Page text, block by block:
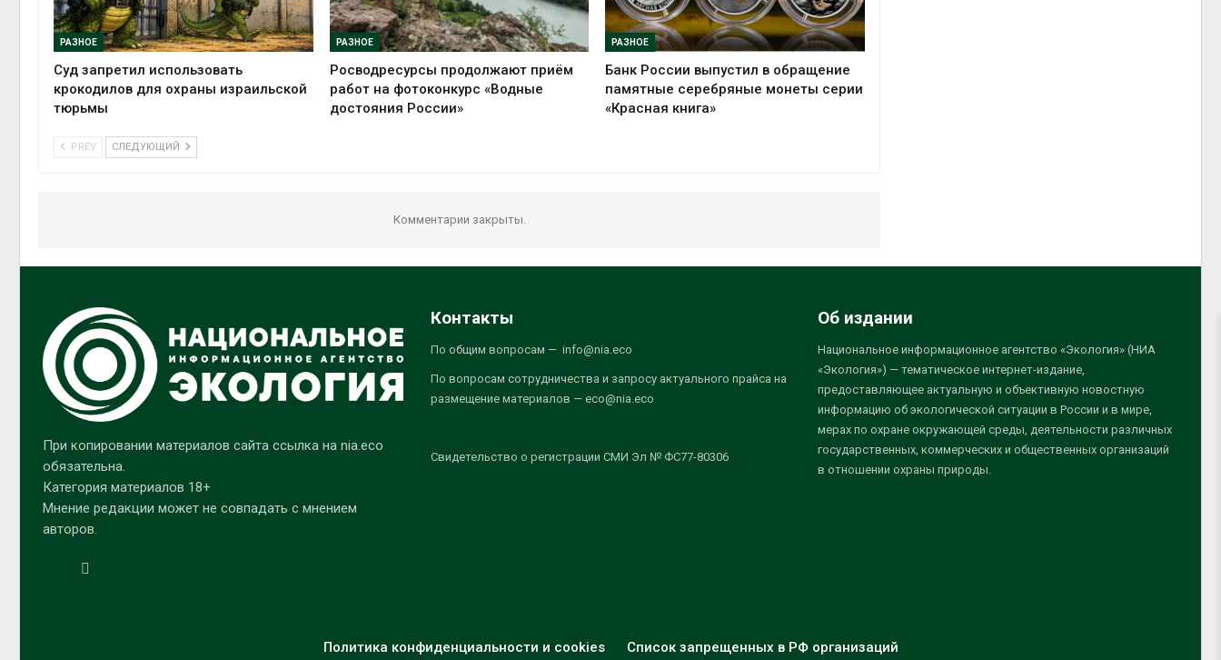
РАЗНОЕ
Суд запретил использовать
крокодилов для охраны израильской
тюрьмы
РАЗНОЕ
Росводресурсы продолжают приём
работ на фотоконкурс «Водные
достояния России»
РАЗНОЕ
Банк России выпустил в обращение
памятные серебряные монеты серии
«Красная книга»
PREV СЛЕДУЮЩИЙ
Комментарии закрыты.
При копировании материалов сайта ссылка на nia.eco
обязательна.
Категория материалов 18+
Мнение редакции может не совпадать с мнением
авторов.
Контакты
По общим вопросам — info@nia.eco
По вопросам сотрудничества и запросу актуального прайса на
размещение материалов — eco@nia.eco
Свидетельство о регистрации СМИ Эл № ФС77-80306
Об издании
Национальное информационное агентство «Экология» (НИА
«Экология») — тематическое интернет-издание,
предоставляющее актуальную и объективную новостную
информацию об экологической ситуации в России и в мире,
мерах по охране окружающей среды, деятельности различных
государственных, коммерческих и общественных организаций
в отношении охраны природы.
Политика конфиденциальности и cookies Список запрещенных в РФ организаций